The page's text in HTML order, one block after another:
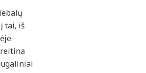
tai, iš